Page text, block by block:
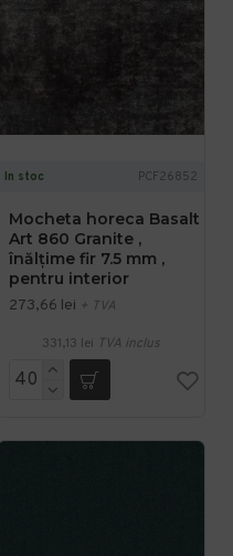
In stoc PCF26852
Mocheta horeca Basalt
Art 860 Granite ,
înălțime fir 7.5 mm ,
pentru interior
273,66 lei + TVA
331,13 lei TVA inclus